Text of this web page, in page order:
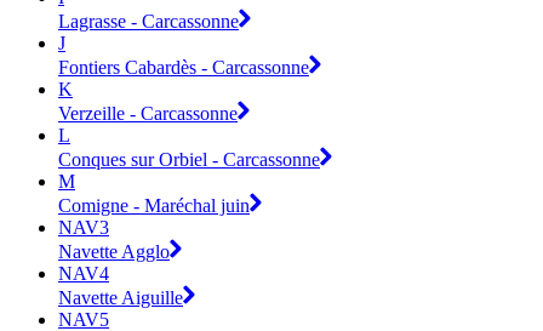
Lagrasse - Carcassonne
J
Fontiers Cabardès - Carcassonne
K
Verzeille - Carcassonne
L
Conques sur Orbiel - Carcassonne
M
Comigne - Maréchal juin
NAV3
Navette Agglo
NAV4
Navette Aiguille
NAV5